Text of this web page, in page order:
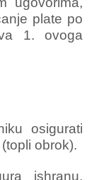
plate po
1. ovoga
osigurati
obrok).
ishranu,